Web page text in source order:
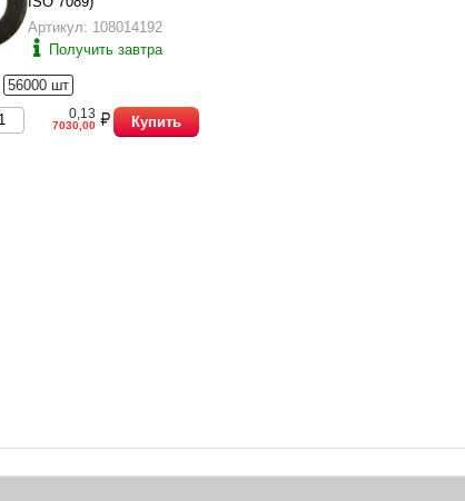
Артикул: 108014192
Получить завтра
56000 шт
0,13
7030,00 Купить